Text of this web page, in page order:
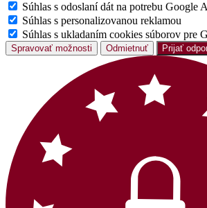
Súhlas s odoslaní dát na potrebu Google
Súhlas s personalizovanou reklamou
Súhlas s ukladaním cookies súborov pre
Spravovať možnosti Odmietnuť Prijať